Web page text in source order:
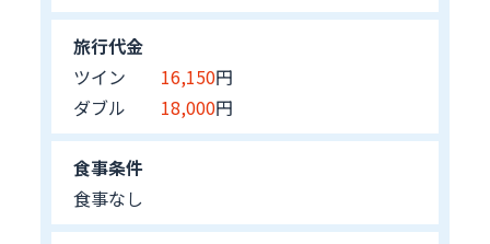
旅行代金
ツイン 16,150円
ダブル 18,000円
食事条件
食事なし